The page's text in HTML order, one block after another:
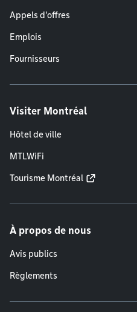
Appels d'offres
Emplois
Fournisseurs
Visiter Montréal
Hôtel de ville
MTLWiFi
Tourisme Montréal
À propos de nous
Avis publics
Règlements